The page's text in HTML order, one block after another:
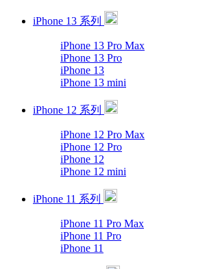
iPhone 13 系列
iPhone 13 Pro Max
iPhone 13 Pro
iPhone 13
iPhone 13 mini
iPhone 12 系列
iPhone 12 Pro Max
iPhone 12 Pro
iPhone 12
iPhone 12 mini
iPhone 11 系列
iPhone 11 Pro Max
iPhone 11 Pro
iPhone 11